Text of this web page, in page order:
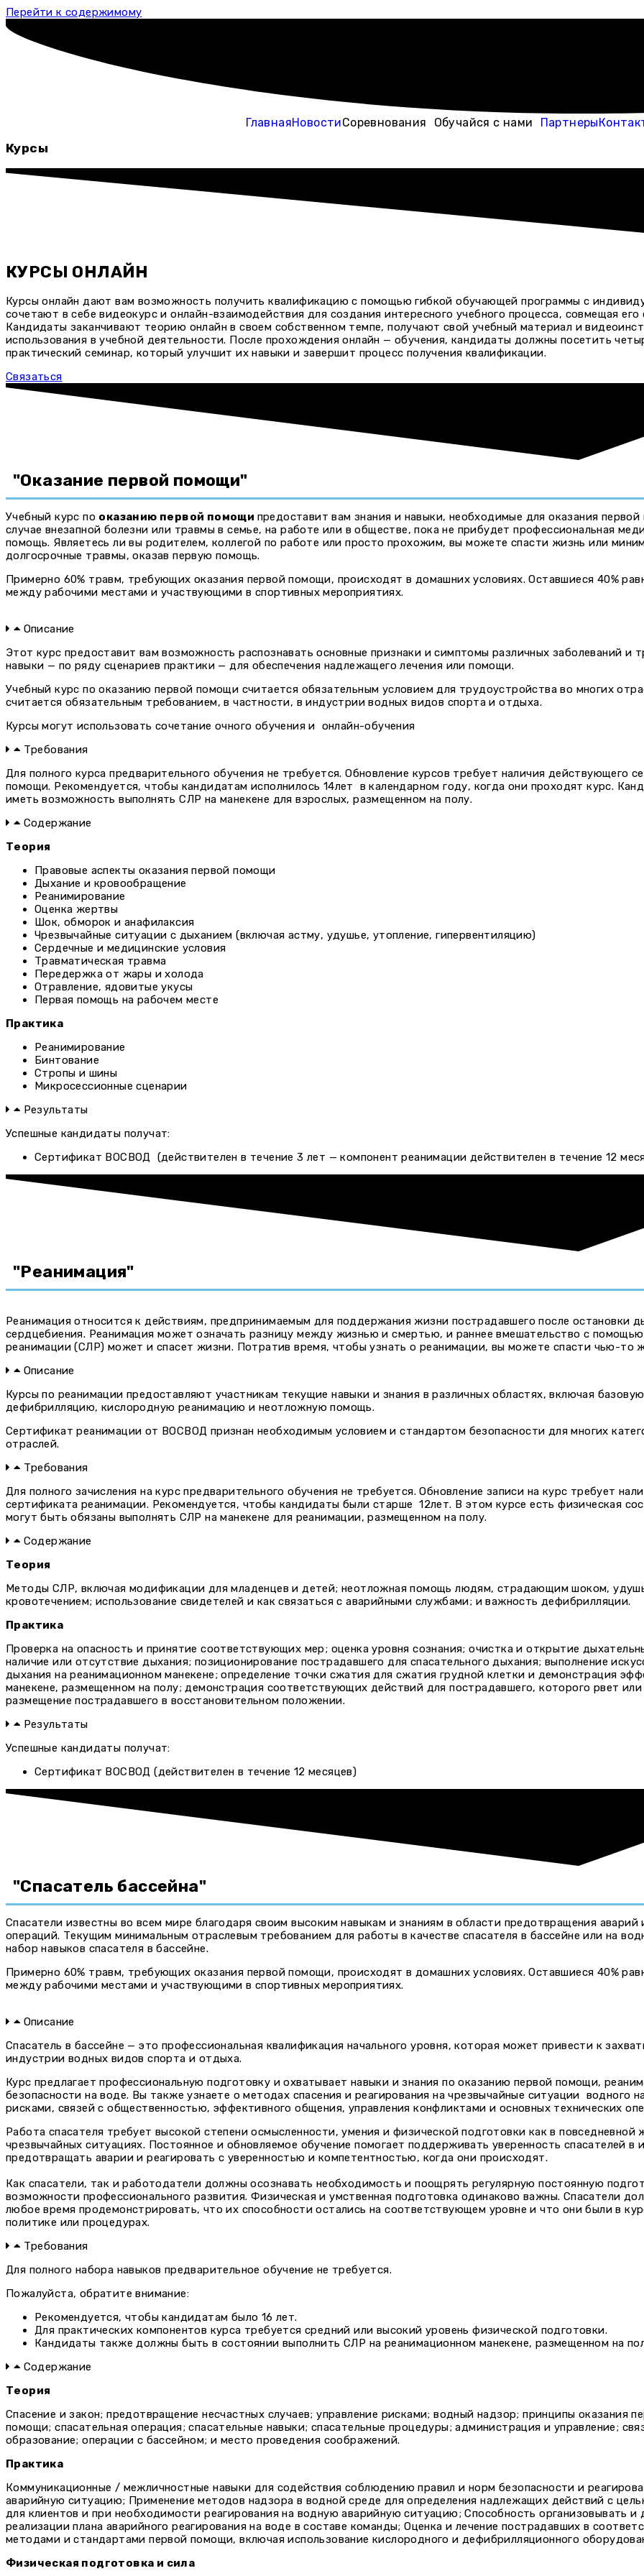
Перейти к содержимому
ГлавнаяНовостиСоревнования Обучайся с нами Партнеры
Курсы
КУРСЫ ОНЛАЙН
Курсы онлайн дают вам возможность получить квалификацию с помощью гибкой обучающей программы с
сочетают в себе видеокурс и онлайн-взаимодействия для создания интересного учебного процесса, совмещая
Кандидаты заканчивают теорию онлайн в своем собственном темпе, получают свой учебный материал и
использования в учебной деятельности. После прохождения онлайн — обучения, кандидаты должны посетить
практический семинар, который улучшит их навыки и завершит процесс получения квалификации.
Связаться
"Оказание первой помощи"​
Учебный курс по оказанию первой помощи предоставит вам знания и навыки, необходимые для оказания
случае внезапной болезни или травмы в семье, на работе или в обществе, пока не прибудет профессиональная
помощь. Являетесь ли вы родителем, коллегой по работе или просто прохожим, вы можете спасти жизнь или
долгосрочные травмы, оказав первую помощь.
Примерно 60% травм, требующих оказания первой помощи, происходят в домашних условиях. Оставшиеся 40%
между рабочими местами и участвующими в спортивных мероприятиях.
Описание
Этот курс предоставит вам возможность распознавать основные признаки и симптомы различных заболеваний и
навыки — по ряду сценариев практики — для обеспечения надлежащего лечения или помощи.
Учебный курс по оказанию первой помощи считается обязательным условием для трудоустройства во многих
считается обязательным требованием, в частности, в индустрии водных видов спорта и отдыха.
Курсы могут использовать сочетание очного обучения и онлайн-обучения
Требования
Для полного курса предварительного обучения не требуется. Обновление курсов требует наличия действующего
помощи. Рекомендуется, чтобы кандидатам исполнилось 14лет в календарном году, когда они проходят курс.
иметь возможность выполнять СЛР на манекене для взрослых, размещенном на полу.
Содержание
Теория
Правовые аспекты оказания первой помощи
Дыхание и кровообращение
Реанимирование
Оценка жертвы
Шок, обморок и анафилаксия
Чрезвычайные ситуации с дыханием (включая астму, удушье, утопление, гипервентиляцию)
Сердечные и медицинские условия
Травматическая травма
Передержка от жары и холода
Отравление, ядовитые укусы
Первая помощь на рабочем месте
Практика
Реанимирование
Бинтование
Стропы и шины
Микросессионные сценарии
Результаты
Успешные кандидаты получат:
Сертификат ВОСВОД (действителен в течение 3 лет — компонент реанимации действителен в течение 12
"Реанимация"
Реанимация относится к действиям, предпринимаемым для поддержания жизни пострадавшего после остановки
сердцебиения. Реанимация может означать разницу между жизнью и смертью, и раннее вмешательство с
реанимации (СЛР) может и спасет жизни. Потратив время, чтобы узнать о реанимации, вы можете спасти чью-то
Описание
Курсы по реанимации предоставляют участникам текущие навыки и знания в различных областях, включая
дефибрилляцию, кислородную реанимацию и неотложную помощь.
Сертификат реанимации от ВОСВОД признан необходимым условием и стандартом безопасности для многих
отраслей.
Требования
Для полного зачисления на курс предварительного обучения не требуется. Обновление записи на курс требует
сертификата реанимации. Рекомендуется, чтобы кандидаты были старше 12лет. В этом курсе есть физическая
могут быть обязаны выполнять СЛР на манекене для реанимации, размещенном на полу.
Содержание
Теория
Методы СЛР, включая модификации для младенцев и детей; неотложная помощь людям, страдающим шоком,
кровотечением; использование свидетелей и как связаться с аварийными службами; и важность дефибрилляции.
Практика
Проверка на опасность и принятие соответствующих мер; оценка уровня сознания; очистка и открытие
наличие или отсутствие дыхания; позиционирование пострадавшего для спасательного дыхания; выполнение
дыхания на реанимационном манекене; определение точки сжатия для сжатия грудной клетки и демонстрация
манекене, размещенном на полу; демонстрация соответствующих действий для пострадавшего, которого рвет
размещение пострадавшего в восстановительном положении.
Результаты
Успешные кандидаты получат:
Сертификат ВОСВОД (действителен в течение 12 месяцев)
"Спасатель бассейна"
Спасатели известны во всем мире благодаря своим высоким навыкам и знаниям в области предотвращения аварий
операций. Текущим минимальным отраслевым требованием для работы в качестве спасателя в бассейне или на
набор навыков спасателя в бассейне.
Примерно 60% травм, требующих оказания первой помощи, происходят в домашних условиях. Оставшиеся 40%
между рабочими местами и участвующими в спортивных мероприятиях.
Описание
Спасатель в бассейне — это профессиональная квалификация начального уровня, которая может привести к
индустрии водных видов спорта и отдыха.
Курс предлагает профессиональную подготовку и охватывает навыки и знания по оказанию первой помощи,
безопасности на воде. Вы также узнаете о методах спасения и реагирования на чрезвычайные ситуации водного
рисками, связей с общественностью, эффективного общения, управления конфликтами и основных технических
Работа спасателя требует высокой степени осмысленности, умения и физической подготовки как в повседневной
чрезвычайных ситуациях. Постоянное и обновляемое обучение помогает поддерживать уверенность спасателей в
предотвращать аварии и реагировать с уверенностью и компетентностью, когда они происходят.
Как спасатели, так и работодатели должны осознавать необходимость и поощрять регулярную постоянную
возможности профессионального развития. Физическая и умственная подготовка одинаково важны. Спасатели
любое время продемонстрировать, что их способности остались на соответствующем уровне и что они были в
политике или процедурах.
Требования
Для полного набора навыков предварительное обучение не требуется.
Пожалуйста, обратите внимание:
Рекомендуется, чтобы кандидатам было 16 лет.
Для практических компонентов курса требуется средний или высокий уровень физической подготовки.
Кандидаты также должны быть в состоянии выполнить СЛР на реанимационном манекене, размещенном на
Содержание
Теория
Спасение и закон; предотвращение несчастных случаев; управление рисками; водный надзор; принципы оказания
помощи; спасательная операция; спасательные навыки; спасательные процедуры; администрация и управление;
образование; операции с бассейном; и место проведения соображений.
Практика
Коммуникационные / межличностные навыки для содействия соблюдению правил и норм безопасности и
аварийную ситуацию; Применение методов надзора в водной среде для определения надлежащих действий с
для клиентов и при необходимости реагирования на водную аварийную ситуацию; Способность организовывать и
реализации плана аварийного реагирования на воде в составе команды; Оценка и лечение пострадавших в
методами и стандартами первой помощи, включая использование кислородного и дефибрилляционного
Физическая подготовка и сила